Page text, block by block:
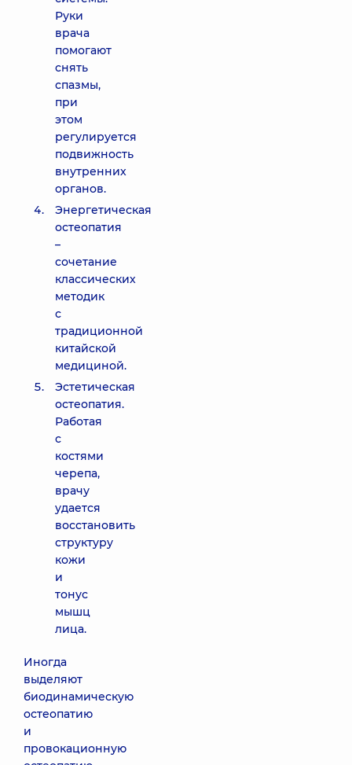
Руки
врача
помогают
снять
спазмы,
при
этом
регулируется
подвижность
внутренних
органов.
Энергетическая
остеопатия
–
сочетание
классических
методик
с
традиционной
китайской
медициной.
Эстетическая
остеопатия.
Работая
с
костями
черепа,
врачу
удается
восстановить
структуру
кожи
и
тонус
мышц
лица.
Иногда
выделяют
биодинамическую
остеопатию
и
провокационную